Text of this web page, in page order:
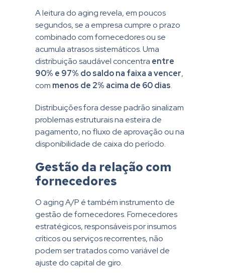
A leitura do aging revela, em poucos
segundos, se a empresa cumpre o prazo
combinado com fornecedores ou se
acumula atrasos sistemáticos. Uma
distribuição saudável concentra entre
90% e 97% do saldo na faixa a vencer,
com menos de 2% acima de 60 dias.
Distribuições fora desse padrão sinalizam
problemas estruturais na esteira de
pagamento, no fluxo de aprovação ou na
disponibilidade de caixa do período.
Gestão da relação com
fornecedores
O aging A/P é também instrumento de
gestão de fornecedores. Fornecedores
estratégicos, responsáveis por insumos
críticos ou serviços recorrentes, não
podem ser tratados como variável de
ajuste do capital de giro.